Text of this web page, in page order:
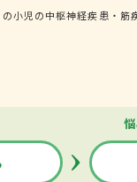
小児の中枢神経疾患・